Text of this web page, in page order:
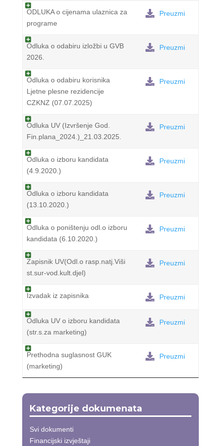
ODLUKA o cijenama ulaznica za
programe
Preuzmi
Odluka o odabiru izložbi u GVB
2026.
Preuzmi
Odluka o odabiru korisnika
Ljetne plesne rezidencije
CZKNZ (07.07.2025)
Preuzmi
Odluka UV (Izvršenje God.
Fin.plana_2024.)_21.03.2025.
Preuzmi
Odluka o izboru kandidata
(4.9.2020.)
Preuzmi
Odluka o izboru kandidata
(13.10.2020.)
Preuzmi
Odluka o poništenju odl.o izboru
kandidata (6.10.2020.)
Preuzmi
Zapisnik UV(Odl.o rasp.natj.Viši
st.sur-vod.kult.djel)
Preuzmi
Izvadak iz zapisnika Preuzmi
Odluka UV o izboru kandidata
(str.s.za marketing)
Preuzmi
Prethodna suglasnost GUK
(marketing)
Preuzmi
Kategorije dokumenata
Svi dokumenti
Financijski izvještaji